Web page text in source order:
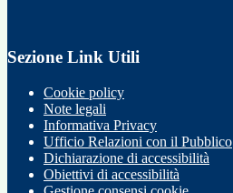
Sezione Link Utili
Cookie policy
Note legali
Informativa Privacy
Ufficio Relazioni con il Pubblico
Dichiarazione di accessibilità
Obiettivi di accessibilità